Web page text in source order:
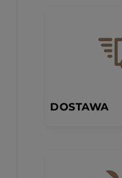
DOSTAWA